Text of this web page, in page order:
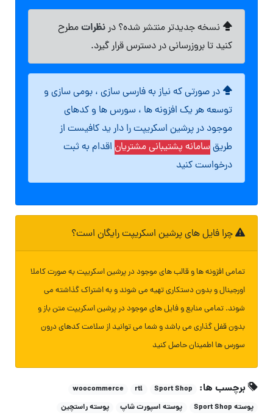
نسخه جدیدتر منتشر شده؟ درنظراتمطرح
کنید تا بروزرسانی در دسترس قرار گیرد.
در صورتی که نیاز به فارسی سازی ، بومی سازی و
توسعه هر یک افزونه ها ، سورس ها و کدهای
موجود در پرشین اسکریپت را دار ید کافیست از
طریقسامانه پشتیبانی مشتریان اقدام به ثبت
درخواست کنید
چرا فایل های پرشین اسکریپت رایگان است؟
تمامی افزونه ها و قالب های موجود در پرشین اسکریپت به صورت کاملا
اورجینال و بدون دستکاری تهیه می شوند و به اشتراک گذاشته می
شوند. تمامی منابع و فایل های موجود در پرشین اسکریپت متن باز و
بدون قفل گذاری می باشد و شما می توانید از سلامت کدهای درون
سورس ها اطمینان حاصل کنید
برچسب ها: Sport Shop
rtl
woocommerce
پوسته Sport Shop
پوسته اسپورت شاپ پوسته راستچین